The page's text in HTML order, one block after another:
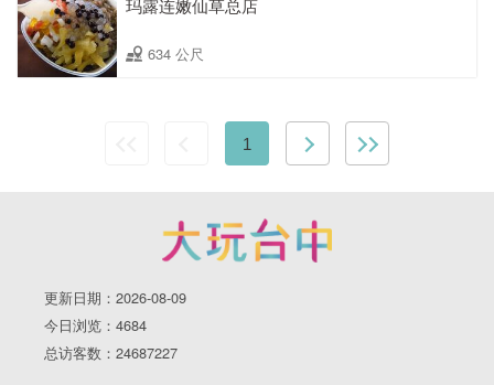
玛露连嫩仙草总店
634 公尺
1
更新日期：2026-08-09
今日浏览：4684
总访客数：24687227